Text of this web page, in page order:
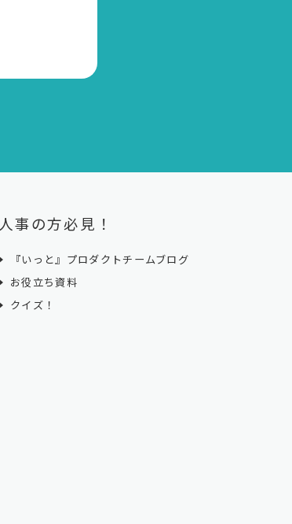
人事の方必見！
『いっと』プロダクトチームブログ
お役立ち資料
クイズ！